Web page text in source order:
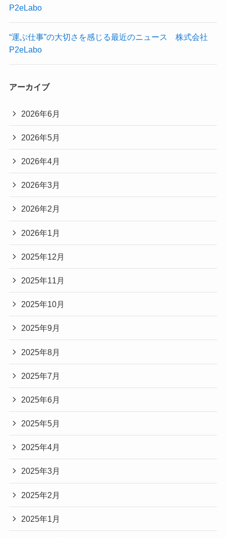
P2eLabo
“運ぶ仕事”の大切さを感じる最近のニュース 株式会社
P2eLabo
アーカイブ
2026年6月
2026年5月
2026年4月
2026年3月
2026年2月
2026年1月
2025年12月
2025年11月
2025年10月
2025年9月
2025年8月
2025年7月
2025年6月
2025年5月
2025年4月
2025年3月
2025年2月
2025年1月